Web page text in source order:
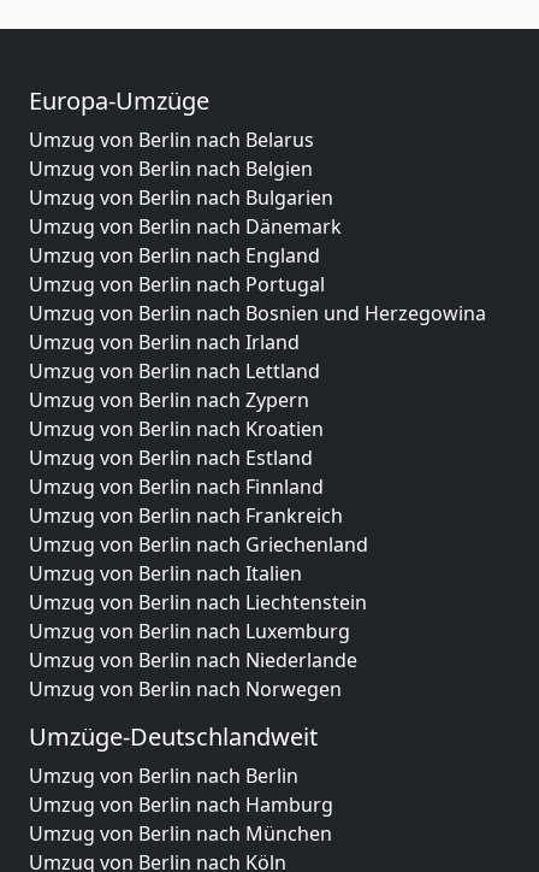
Europa-Umzüge
Umzug von Berlin nach Belarus
Umzug von Berlin nach Belgien
Umzug von Berlin nach Bulgarien
Umzug von Berlin nach Dänemark
Umzug von Berlin nach England
Umzug von Berlin nach Portugal
Umzug von Berlin nach Bosnien und Herzegowina
Umzug von Berlin nach Irland
Umzug von Berlin nach Lettland
Umzug von Berlin nach Zypern
Umzug von Berlin nach Kroatien
Umzug von Berlin nach Estland
Umzug von Berlin nach Finnland
Umzug von Berlin nach Frankreich
Umzug von Berlin nach Griechenland
Umzug von Berlin nach Italien
Umzug von Berlin nach Liechtenstein
Umzug von Berlin nach Luxemburg
Umzug von Berlin nach Niederlande
Umzug von Berlin nach Norwegen
Umzüge-Deutschlandweit
Umzug von Berlin nach Berlin
Umzug von Berlin nach Hamburg
Umzug von Berlin nach München
Umzug von Berlin nach Köln